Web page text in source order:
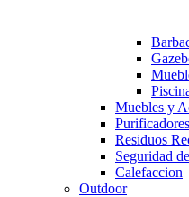
Muebles y
Residuos
Seguridad
Calefaccion
Outdoor